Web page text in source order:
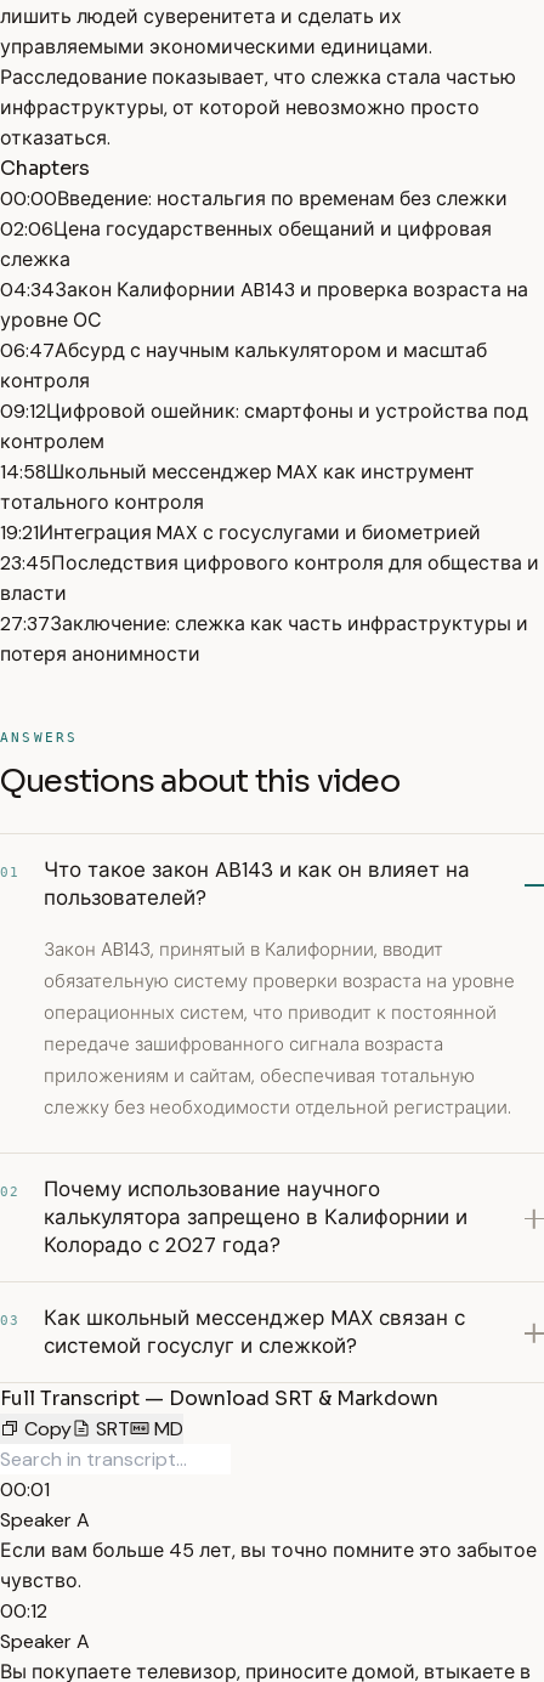
лишить людей суверенитета и сделать их
управляемыми экономическими единицами.
Расследование показывает, что слежка стала частью
инфраструктуры, от которой невозможно просто
отказаться.
Chapters
00:00Введение: ностальгия по временам без слежки
02:06Цена государственных обещаний и цифровая
слежка
04:34Закон Калифорнии AB143 и проверка возраста на
уровне ОС
06:47Абсурд с научным калькулятором и масштаб
контроля
09:12Цифровой ошейник: смартфоны и устройства под
контролем
14:58Школьный мессенджер MAX как инструмент
тотального контроля
19:21Интеграция MAX с госуслугами и биометрией
23:45Последствия цифрового контроля для общества и
власти
27:37Заключение: слежка как часть инфраструктуры и
потеря анонимности
ANSWERS
Questions about this video
01
Что такое закон AB143 и как он влияет на
пользователей?
Закон AB143, принятый в Калифорнии, вводит
обязательную систему проверки возраста на уровне
операционных систем, что приводит к постоянной
передаче зашифрованного сигнала возраста
приложениям и сайтам, обеспечивая тотальную
слежку без необходимости отдельной регистрации.
02
Почему использование научного
калькулятора запрещено в Калифорнии и
Колорадо с 2027 года?
03
Как школьный мессенджер MAX связан с
системой госуслуг и слежкой?
Full Transcript — Download SRT & Markdown
Copy
SRT MD
00:01
Speaker A
Если вам больше 45 лет, вы точно помните это забытое
чувство.
00:12
Speaker A
Вы покупаете телевизор, приносите домой, втыкаете в